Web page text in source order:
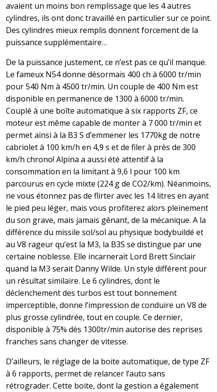
avaient un moins bon remplissage que les 4 autres
cylindres, ils ont donc travaillé en particulier sur ce point.
Des cylindres mieux remplis donnent forcement de la
puissance supplémentaire…
De la puissance justement, ce n’est pas ce qu’il manque.
Le fameux N54 donne désormais 400 ch à 6000 tr/min
pour 540 Nm à 4500 tr/min. Un couple de 400 Nm est
disponible en permanence de 1300 à 6000 tr/min.
Couplé à une boîte automatique à six rapports ZF, ce
moteur est même capable de monter à 7 000 tr/min et
permet ainsi à la B3 S d’emmener les 1770kg de notre
cabriolet à 100 km/h en 4,9 s et de filer à près de 300
km/h chrono! Alpina a aussi été attentif à la
consommation en la limitant à 9,6 l pour 100 km
parcourus en cycle mixte (224 g de CO2/km). Néanmoins,
ne vous étonnez pas de flirter avec les 14 litres en ayant
le pied peu léger, mais vous profiterez alors pleinement
du son grave, mais jamais gênant, de la mécanique. A la
différence du missile sol/sol au physique bodybuildé et
au V8 rageur qu’est la M3, la B3S se distingue par une
certaine noblesse. Elle incarnerait Lord Brett Sinclair
quand la M3 serait Danny Wilde. Un style différent pour
un résultat similaire. Le 6 cylindres, dont le
déclenchement des turbos est tout bonnement
imperceptible, donne l’impression de conduire un V8 de
plus grosse cylindrée, tout en couple. Ce dernier,
disponible à 75% dès 1300tr/min autorise des reprises
franches sans changer de vitesse.
D’ailleurs, le réglage de la boite automatique, de type ZF
à 6 rapports, permet de relancer l’auto sans
rétrograder. Cette boite, dont la gestion a également